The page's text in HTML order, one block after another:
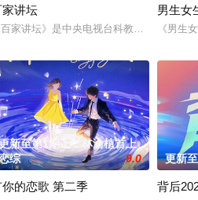
仅每年盘点全民全行业的尖叫事件。还
家讲坛
百家讲坛》是中央电视台科教频道（
男生女
《男生
新至第1期上：林渝植首上
综
9.0
你的恋歌 第二季
更新
背后